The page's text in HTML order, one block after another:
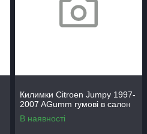
Килимки Citroen Jumpy 1997-
2007 AGumm гумові в салон
В наявності